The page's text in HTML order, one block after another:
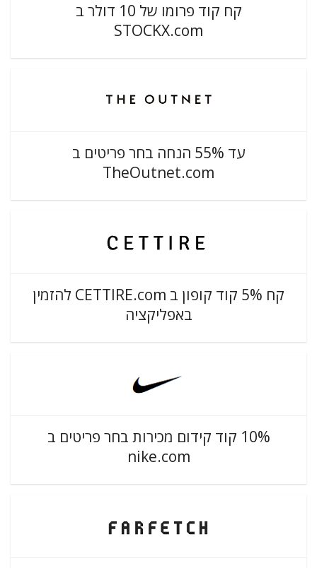
קח קוד פרומו של 10 דולר ב
STOCKX.com
עד 55% הנחה בחר פריטים ב
TheOutnet.com
קח 5% קוד קופון ב CETTIRE.com להזמין
באפליקציה
10% קוד קידום מכירות בחר פריטים ב
nike.com